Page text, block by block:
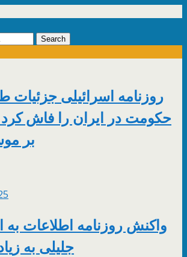
روزنامه اسرائیلی
حکومت در ایران را فاش
بر
واکنش روزنامه اطلاعات
جلیلی به